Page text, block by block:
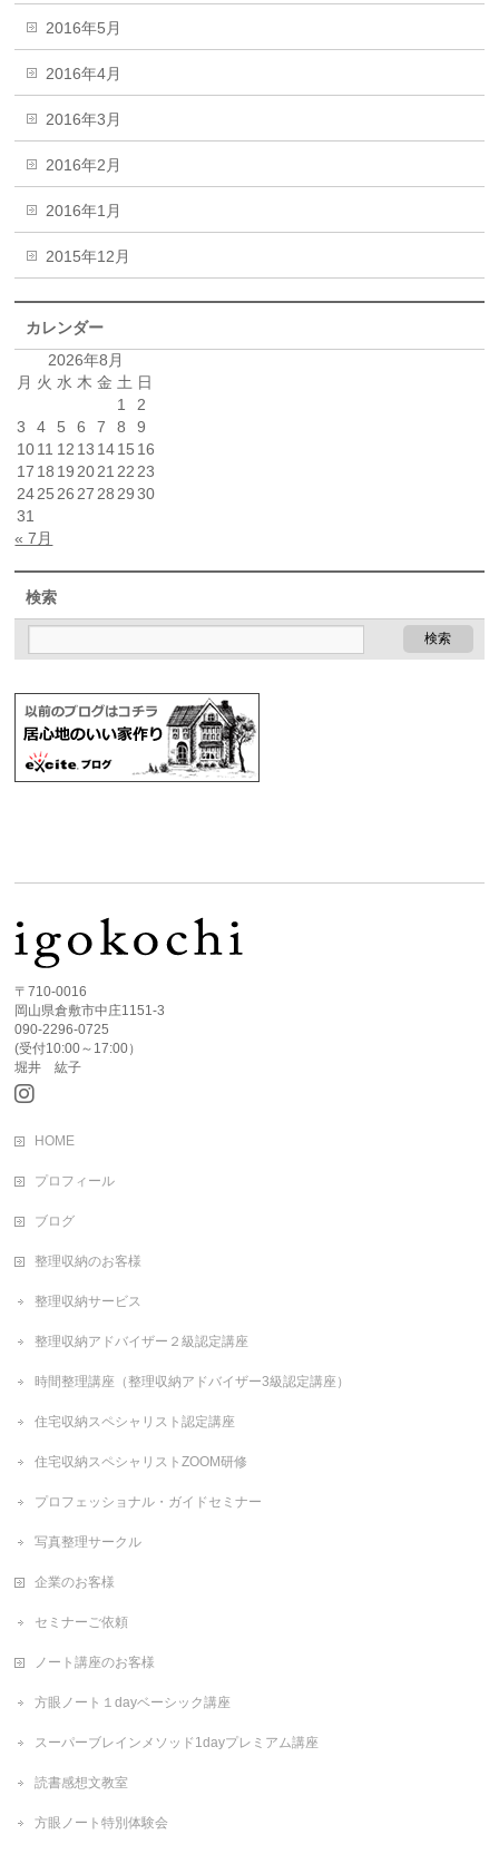
2016年5月
2016年4月
2016年3月
2016年2月
2016年1月
2015年12月
カレンダー
2026年8月
月 火 水 木 金 土 日
1
2
3
4 5 6 7 8
9
1011 12 13 1415 16
17 18 19 2021 22 23
2425 26 27 28 29 30
31
« 7月
検索
〒710-0016
岡山県倉敷市中庄1151-3
090-2296-0725
(受付10:00～17:00）
堀井 紘子
HOME
プロフィール
ブログ
整理収納のお客様
整理収納サービス
整理収納アドバイザー２級認定講座
時間整理講座（整理収納アドバイザー3級認定講座）
住宅収納スペシャリスト認定講座
住宅収納スペシャリストZOOM研修
プロフェッショナル・ガイドセミナー
写真整理サークル
企業のお客様
セミナーご依頼
ノート講座のお客様
方眼ノート１dayベーシック講座
スーパーブレインメソッド1dayプレミアム講座
読書感想文教室
方眼ノート特別体験会